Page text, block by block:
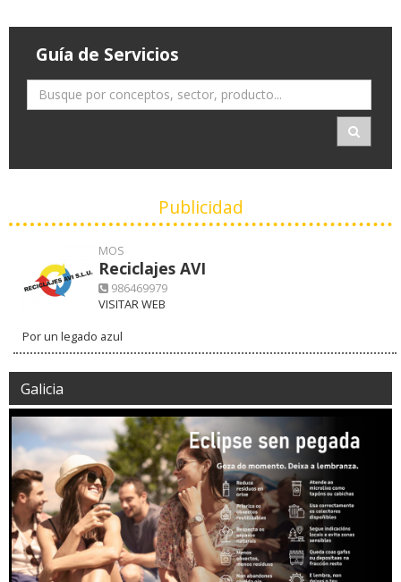
Guía de Servicios
Publicidad
MOS
Reciclajes AVI
986469979
VISITAR WEB
Por un legado azul
Galicia